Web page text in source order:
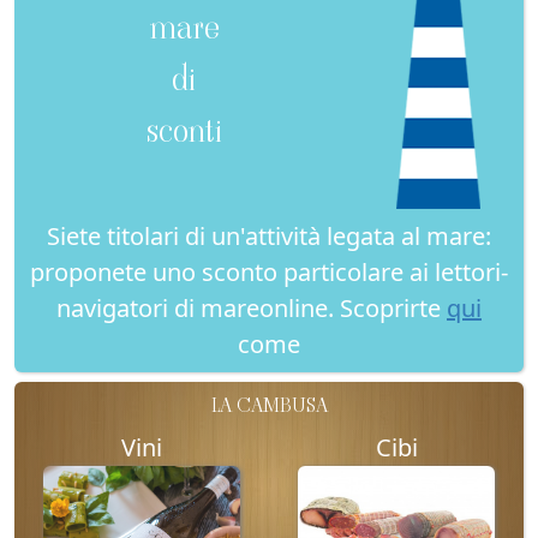
mare
di
sconti
Siete titolari di un'attività legata al mare:
proponete uno sconto particolare ai lettori-
navigatori di mareonline. Scoprirte qui
come
LA CAMBUSA
Vini Cibi